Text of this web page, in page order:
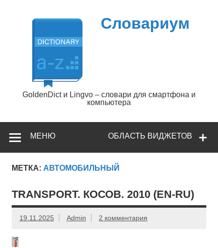
содержимому
Словариум
GoldenDict и Lingvo – словари для смартфона и
компьютера
ОБЛАСТЬ ВИДЖЕТОВ
МЕНЮ
МЕТКА: АВТОМОБИЛЬНЫЙ
TRANSPORT. КОСОВ. 2010 (EN-RU)
19.11.2025 Admin 2 комментария